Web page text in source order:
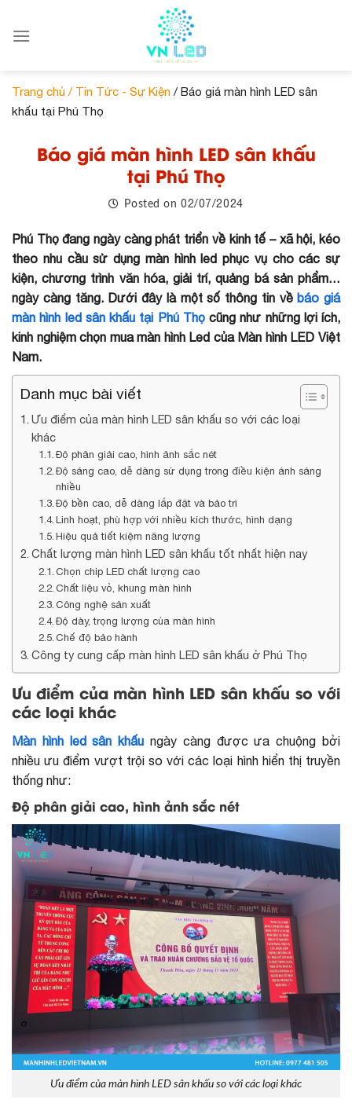
Trang chủ / Tin Tức - Sự Kiện / Báo giá màn hình LED sân
khấu tại Phú Thọ
Báo giá màn hình LED sân khấu
tại Phú Thọ
Posted on02/07/2024
Phú Thọ đang ngày càng phát triển về kinh tế – xã hội, kéo
theo nhu cầu sử dụng màn hình led phục vụ cho các sự
kiện, chương trình văn hóa, giải trí, quảng bá sản phẩm…
ngày càng tăng. Dưới đây là một số thông tin vềbáo giá
màn hình led sân khấu tại Phú Thọcũng như những lợi ích,
kinh nghiệm chọn mua màn hình Led của Màn hình LED Việt
Nam.
Danh mục bài viết
Ưu điểm của màn hình LED sân khấu so với các loại
khác
Độ phân giải cao, hình ảnh sắc nét
Độ sáng cao, dễ dàng sử dụng trong điều kiện ánh sáng
nhiều
Độ bền cao, dễ dàng lắp đặt và bảo trì
Linh hoạt, phù hợp với nhiều kích thước, hình dạng
Hiệu quả tiết kiệm năng lượng
Chất lượng màn hình LED sân khấu tốt nhất hiện nay
Chọn chip LED chất lượng cao
Chất liệu vỏ, khung màn hình
Công nghệ sản xuất
Độ dày, trọng lượng của màn hình
Chế độ bảo hành
Công ty cung cấp màn hình LED sân khấu ở Phú Thọ
Ưu điểm của màn hình LED sân khấu so với
các loại khác
Màn hình led sân khấu ngày càng được ưa chuộng bởi
nhiều ưu điểm vượt trội so với các loại hình hiển thị truyền
thống như:
Độ phân giải cao, hình ảnh sắc nét
Ưu điểm của màn hình LED sân khấu so với các loại khác